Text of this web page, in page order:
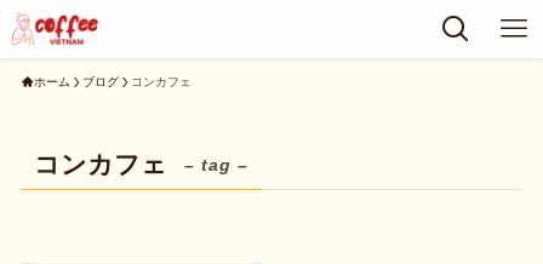
ホーム ブログ コンカフェ
コンカフェ – tag –